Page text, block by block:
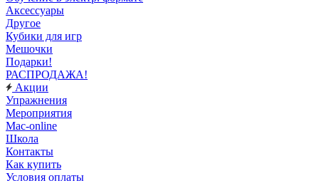
Аксессуары
Другое
Кубики для игр
Мешочки
Подарки!
РАСПРОДАЖА!
Акции
Упражнения
Мероприятия
Mac-online
Школа
Контакты
Как купить
Условия оплаты